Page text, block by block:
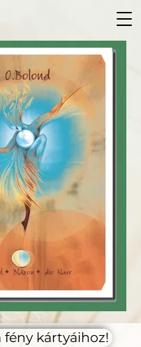
fény kártyáihoz!